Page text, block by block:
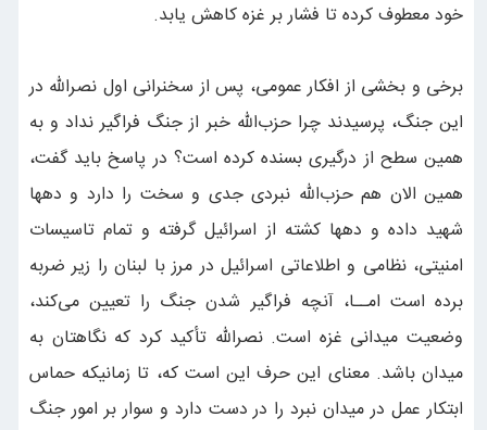
خود معطوف کرده تا فشار بر غزه کاهش یابد.
برخی و بخشی از افکار عمومی، پس از سخنرانی اول نصرالله در
این جنگ، پرسیدند چرا حزب‌الله خبر از جنگ فراگیر نداد و به
همین سطح از درگیری بسنده کرده است؟ در پاسخ باید گفت،
همین الان هم حزب‌الله نبردی جدی و سخت را دارد و دهها
شهید داده و دهها کشته از اسرائیل گرفته و تمام تاسیسات
امنیتی، نظامی و اطلاعاتی اسرائیل در مرز با لبنان را زیر ضربه
برده است امــا، آنچه فراگیر شدن جنگ را تعیین می‌کند،
وضعیت میدانی غزه است. نصرالله تأکید کرد که نگاهتان به
میدان باشد. معنای این حرف این است که، تا زمانیکه حماس
ابتکار عمل در میدان نبرد را در دست دارد و سوار بر امور جنگ